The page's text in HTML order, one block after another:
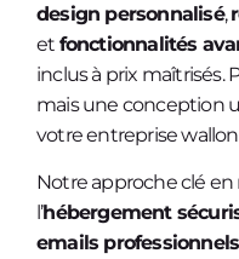
design personnalisé,
et fonctionnalités
inclus à prix maîtrisés.
mais une conception
votre entreprise
Notre approche clé
l’hébergement
emails professionnels